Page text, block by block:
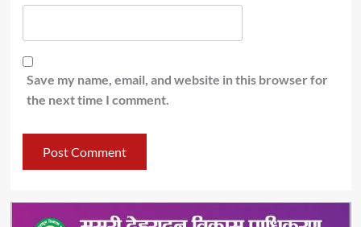
Save my name, email, and website in this browser for
the next time I comment.